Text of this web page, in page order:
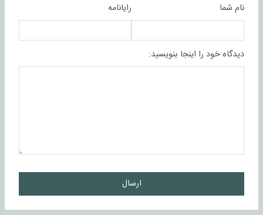
نام شما رایانامه
دیدگاه خود را اینجا بنویسید:
ارسال